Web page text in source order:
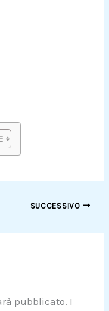
SUCCESSIVO
pubblicato. I